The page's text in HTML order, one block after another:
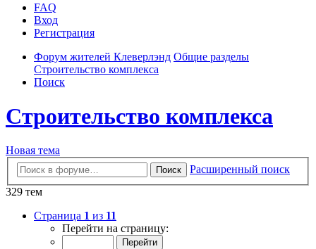
FAQ
Вход
Регистрация
Форум жителей Клеверлэнд Общие разделы
Строительство комплекса
Поиск
Строительство комплекса
Новая тема
Поиск
Расширенный поиск
329 тем
Страница 1 из 11
Перейти на страницу: